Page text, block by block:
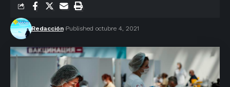
Redacción Published octubre 4, 2021